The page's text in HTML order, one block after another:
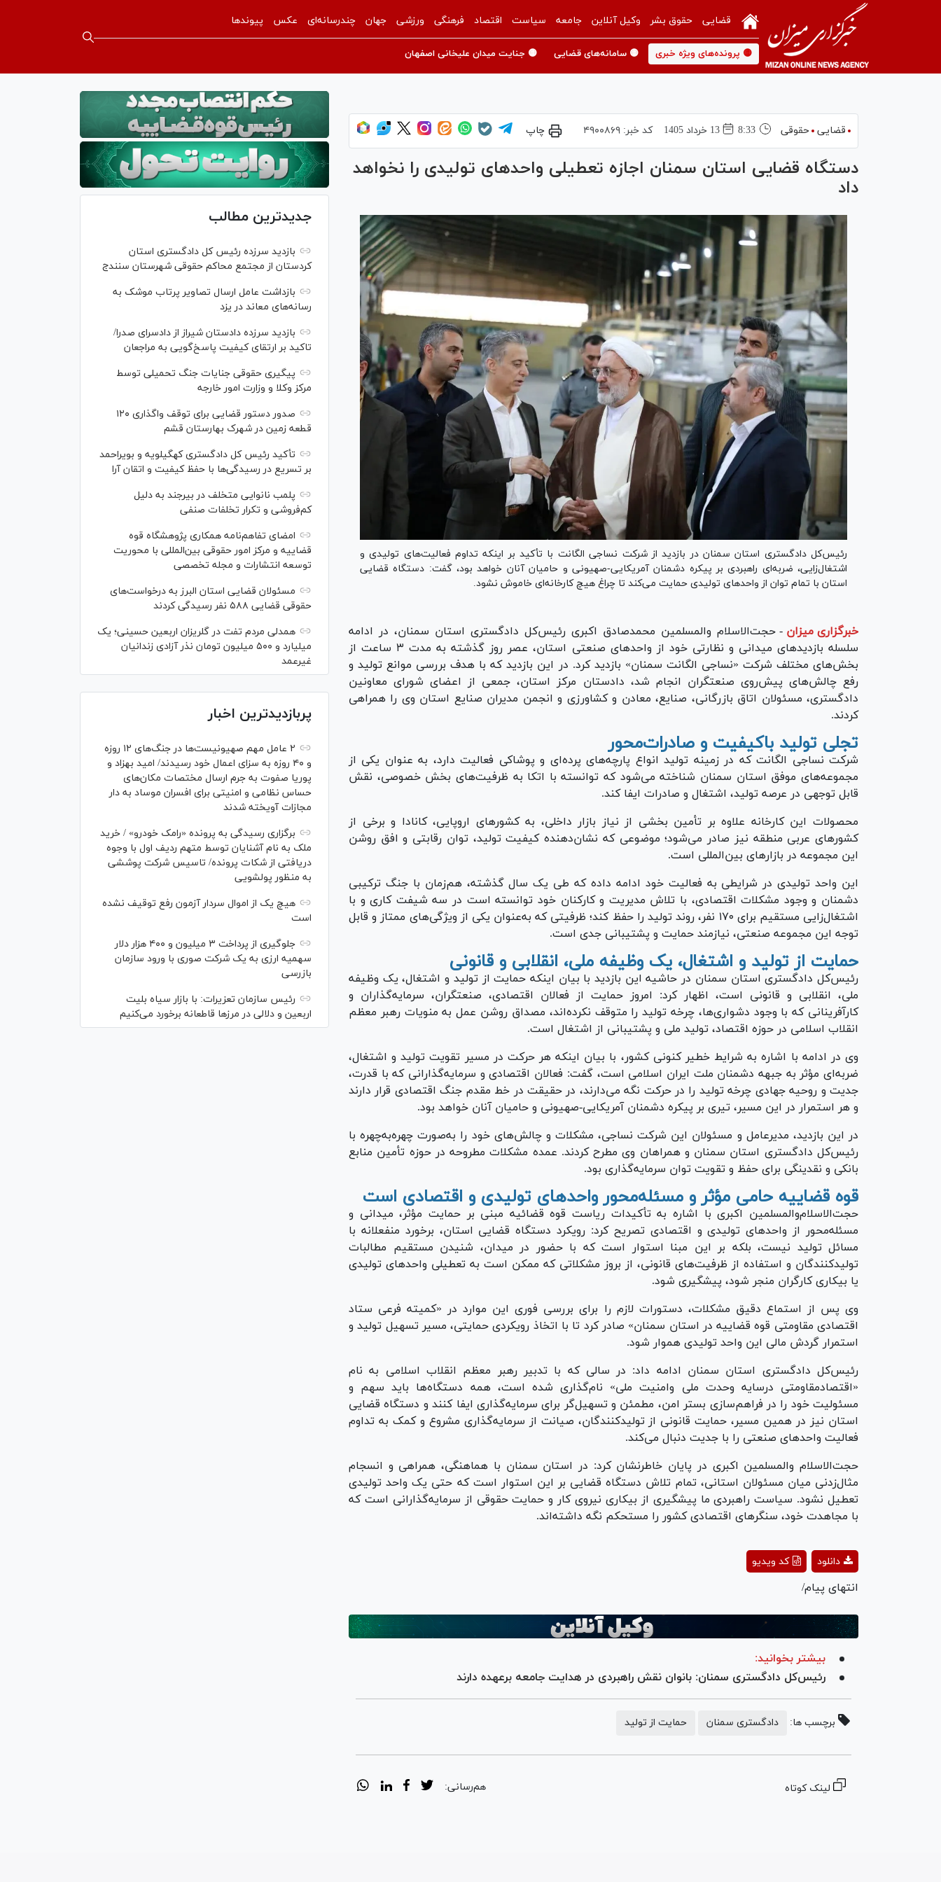
قضایی حقوق بشر وکیل آنلاین جامعه سیاست اقتصاد فرهنگی ورزشی جهان چندرسانه‌ای عکس پیوندها
🟡 پرونده‌های ویژه خبری 🟡 سامانه‌های قضایی 🟡 جنایت میدان علیخانی اصفهان
قضایی حقوقی 8:33 13 خرداد 1405 کد خبر: ۴۹۰۰۸۶۹ چاپ
دستگاه قضایی استان سمنان اجازه تعطیلی واحد‌های تولیدی را نخواهد
داد
رئیس‌کل دادگستری استان سمنان در بازدید از شرکت نساجی الگانت با تأکید بر اینکه تداوم فعالیت‌های تولیدی و
اشتغال‌زایی، ضربه‌ای راهبردی بر پیکره دشمنان آمریکایی-صهیونی و حامیان آنان خواهد بود، گفت: دستگاه قضایی
استان با تمام توان از واحد‌های تولیدی حمایت می‌کند تا چراغ هیچ کارخانه‌ای خاموش نشود.
خبرگزاری میزان - حجت‌الاسلام‌ والمسلمین محمدصادق اکبری رئیس‌کل دادگستری استان سمنان، در ادامه
سلسله بازدید‌های میدانی و نظارتی خود از واحد‌های صنعتی استان، عصر روز گذشته به مدت ۳ ساعت از
بخش‌های مختلف شرکت «نساجی الگانت سمنان» بازدید کرد. در این بازدید که با هدف بررسی موانع تولید و
رفع چالش‌های پیش‌روی صنعتگران انجام شد، دادستان مرکز استان، جمعی از اعضای شورای معاونین
دادگستری، مسئولان اتاق بازرگانی، صنایع، معادن و کشاورزی و انجمن مدیران صنایع استان وی را همراهی
کردند.
تجلی تولید باکیفیت و صادرات‌محور
شرکت نساجی الگانت که در زمینه تولید انواع پارچه‌های پرده‌ای و پوشاکی فعالیت دارد، به عنوان یکی از
مجموعه‌های موفق استان سمنان شناخته می‌شود که توانسته با اتکا به ظرفیت‌های بخش خصوصی، نقش
قابل توجهی در عرصه تولید، اشتغال و صادرات ایفا کند.
محصولات این کارخانه علاوه بر تأمین بخشی از نیاز بازار داخلی، به کشور‌های اروپایی، کانادا و برخی از
کشور‌های عربی منطقه نیز صادر می‌شود؛ موضوعی که نشان‌دهنده کیفیت تولید، توان رقابتی و افق روشن
این مجموعه در بازار‌های بین‌المللی است.
این واحد تولیدی در شرایطی به فعالیت خود ادامه داده که طی یک سال گذشته، هم‌زمان با جنگ ترکیبی
دشمنان و وجود مشکلات اقتصادی، با تلاش مدیریت و کارکنان خود توانسته است در سه شیفت کاری و با
اشتغال‌زایی مستقیم برای ۱۷۰ نفر، روند تولید را حفظ کند؛ ظرفیتی که به‌عنوان یکی از ویژگی‌های ممتاز و قابل
توجه این مجموعه صنعتی، نیازمند حمایت و پشتیبانی جدی است.
حمایت از تولید و اشتغال، یک وظیفه ملی، انقلابی و قانونی
رئیس‌کل دادگستری استان سمنان در حاشیه این بازدید با بیان اینکه حمایت از تولید و اشتغال، یک وظیفه
ملی، انقلابی و قانونی است، اظهار کرد: امروز حمایت از فعالان اقتصادی، صنعتگران، سرمایه‌گذاران و
کارآفرینانی که با وجود دشواری‌ها، چرخه تولید را متوقف نکرده‌اند، مصداق روشن عمل به منویات رهبر معظم
انقلاب اسلامی در حوزه اقتصاد، تولید ملی و پشتیبانی از اشتغال است.
وی در ادامه با اشاره به شرایط خطیر کنونی کشور، با بیان اینکه هر حرکت در مسیر تقویت تولید و اشتغال،
ضربه‌ای مؤثر به جبهه دشمنان ملت ایران اسلامی است، گفت: فعالان اقتصادی و سرمایه‌گذارانی که با قدرت،
جدیت و روحیه جهادی چرخه تولید را در حرکت نگه می‌دارند، در حقیقت در خط مقدم جنگ اقتصادی قرار دارند
و هر استمرار در این مسیر، تیری بر پیکره دشمنان آمریکایی-صهیونی و حامیان آنان خواهد بود.
در این بازدید، مدیرعامل و مسئولان این شرکت نساجی، مشکلات و چالش‌های خود را به‌صورت چهره‌به‌چهره با
رئیس‌کل دادگستری استان سمنان و همراهان وی مطرح کردند. عمده مشکلات مطروحه در حوزه تأمین منابع
بانکی و نقدینگی برای حفظ و تقویت توان سرمایه‌گذاری بود.
قوه قضاییه حامی مؤثر و مسئله‌محور واحد‌های تولیدی و اقتصادی است
حجت‌الاسلام‌والمسلمین اکبری با اشاره به تأکیدات ریاست قوه قضائیه مبنی بر حمایت مؤثر، میدانی و
مسئله‌محور از واحد‌های تولیدی و اقتصادی تصریح کرد: رویکرد دستگاه قضایی استان، برخورد منفعلانه با
مسائل تولید نیست، بلکه بر این مبنا استوار است که با حضور در میدان، شنیدن مستقیم مطالبات
تولیدکنندگان و استفاده از ظرفیت‌های قانونی، از بروز مشکلاتی که ممکن است به تعطیلی واحد‌های تولیدی
یا بیکاری کارگران منجر شود، پیشگیری شود.
وی پس از استماع دقیق مشکلات، دستورات لازم را برای بررسی فوری این موارد در «کمیته فرعی ستاد
اقتصادی مقاومتی قوه قضاییه در استان سمنان» صادر کرد تا با اتخاذ رویکردی حمایتی، مسیر تسهیل تولید و
استمرار گردش مالی این واحد تولیدی هموار شود.
رئیس‌کل دادگستری استان سمنان ادامه داد: در سالی که با تدبیر رهبر معظم انقلاب اسلامی به نام
«اقتصادمقاومتی درسایه وحدت ملی وامنیت ملی» نام‌گذاری شده است، همه دستگاه‌ها باید سهم و
مسئولیت خود را در فراهم‌سازی بستر امن، مطمئن و تسهیل‌گر برای سرمایه‌گذاری ایفا کنند و دستگاه قضایی
استان نیز در همین مسیر، حمایت قانونی از تولیدکنندگان، صیانت از سرمایه‌گذاری مشروع و کمک به تداوم
فعالیت واحد‌های صنعتی را با جدیت دنبال می‌کند.
حجت‌الاسلام‌ والمسلمین اکبری در پایان خاطرنشان کرد: در استان سمنان با هماهنگی، همراهی و انسجام
مثال‌زدنی میان مسئولان استانی، تمام تلاش دستگاه قضایی بر این استوار است که حتی یک واحد تولیدی
تعطیل نشود. سیاست راهبردی ما پیشگیری از بیکاری نیروی کار و حمایت حقوقی از سرمایه‌گذارانی است که
با مجاهدت خود، سنگر‌های اقتصادی کشور را مستحکم نگه داشته‌اند.
کد ویدیو دانلود
انتهای پیام/
بیشتر بخوانید:
رئیس‌کل دادگستری سمنان: بانوان نقش راهبردی در هدایت جامعه برعهده دارند
برچسب ها: دادگستری سمنان حمایت از تولید
لینک کوتاه هم‌رسانی:
جدیدترین مطالب
بازدید سرزده رئیس کل دادگستری استان
کردستان از مجتمع محاکم حقوقی شهرستان سنندج
بازداشت عامل ارسال تصاویر پرتاب موشک به
رسانه‌های معاند در یزد
بازدید سرزده دادستان شیراز از دادسرای صدرا/
تاکید بر ارتقای کیفیت پاسخ‌گویی به مراجعان
پیگیری حقوقی جنایات جنگ تحمیلی توسط
مرکز وکلا و وزارت امور خارجه
صدور دستور قضایی برای توقف واگذاری ۱۲۰
قطعه زمین در شهرک بهارستان قشم
تأکید رئیس کل دادگستری کهگیلویه و بویراحمد
بر تسریع در رسیدگی‌ها با حفظ کیفیت و اتقان آرا
پلمب نانوایی متخلف در بیرجند به دلیل
کم‌فروشی و تکرار تخلفات صنفی
امضای تفاهم‌نامه همکاری پژوهشگاه قوه
قضاییه و مرکز امور حقوقی بین‌المللی با محوریت
توسعه انتشارات و مجله تخصصی
مسئولان قضایی استان البرز به درخواست‌های
حقوقی قضایی ۵۸۸ نفر رسیدگی کردند
همدلی مردم تفت در گلریزان اربعین حسینی؛ یک
میلیارد و ۵۰۰ میلیون تومان نذر آزادی زندانیان
غیرعمد
پربازدیدترین اخبار
۲ عامل مهم صهیونیست‌ها در جنگ‌های ۱۲ روزه
و ۴۰ روزه به سزای اعمال خود رسیدند/ امید بهزاد و
پوریا صفوت به جرم ارسال مختصات مکان‌های
حساس نظامی و امنیتی برای افسران موساد به دار
مجازات آویخته شدند
برگزاری رسیدگی به پرونده «رامک خودرو» / خرید
ملک به نام آشنایان توسط متهم ردیف اول با وجوه
دریافتی از شکات پرونده/ تاسیس شرکت پوششی
به منظور پولشویی
هیچ یک از اموال سردار آزمون رفع توقیف نشده
است
جلوگیری از پرداخت ۳ میلیون و ۴۰۰ هزار دلار
سهمیه ارزی به یک شرکت صوری با ورود سازمان
بازرسی
رئیس سازمان تعزیرات: با بازار سیاه بلیت
اربعین و دلالی در مرز‌ها قاطعانه برخورد می‌کنیم